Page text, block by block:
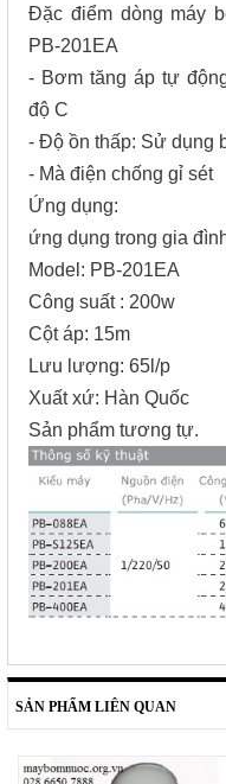
Đặc điểm dòng máy
PB-201EA
- Bơm tăng áp tự
độ C
- Độ ồn thấp: Sử dụng
- Mà điện chống gỉ sét
Ứng dụng:
ứng dụng trong gia
Model: PB-201EA
Công suất : 200w
Cột áp: 15m
Lưu lượng: 65l/p
Xuất xứ: Hàn Quốc
Sản phẩm tương tự.
SẢN PHẨM LIÊN QUAN